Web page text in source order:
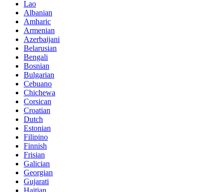
Lao
Albanian
Amharic
Armenian
Azerbaijani
Belarusian
Bengali
Bosnian
Bulgarian
Cebuano
Chichewa
Corsican
Croatian
Dutch
Estonian
Filipino
Finnish
Frisian
Galician
Georgian
Gujarati
Haitian